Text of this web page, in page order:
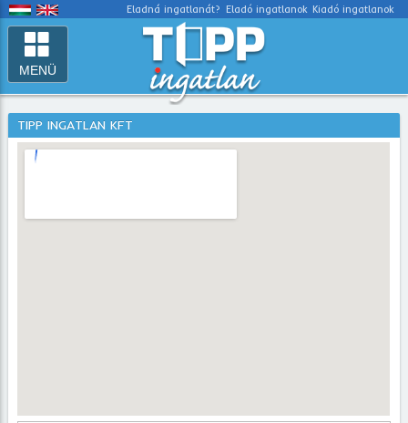
MENÜ
Eladná ingatlanát? Eladó ingatlanok Kiadó ingatlanok
TIPP INGATLAN KFT